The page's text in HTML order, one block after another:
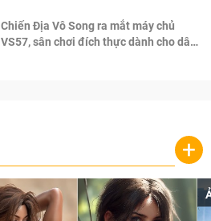
Chiến Địa Vô Song ra mắt máy chủ
VS57, sân chơi đích thực dành cho dân
+